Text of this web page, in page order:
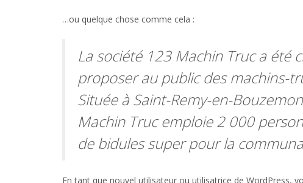
…ou quelque chose comme cela :
La société 123 Machin Truc a été
proposer au public des machins-
Située à Saint-Remy-en-
Machin Truc emploie 2 000
de bidules super pour la
En tant que nouvel utilisateur ou utilisatrice de WordPress,